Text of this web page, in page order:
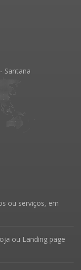
Santana
ou serviços, em
ou Landing page